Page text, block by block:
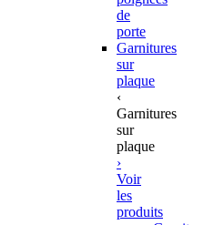
de
porte
Garnitures
sur
plaque
‹
Garnitures
sur
plaque
›
Voir
les
produits